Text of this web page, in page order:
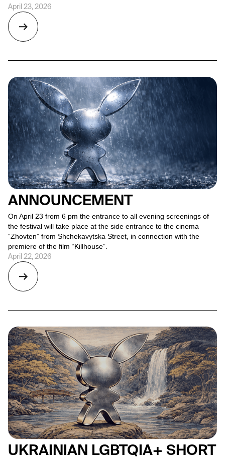
April 23, 2026
ANNOUNCEMENT
On April 23 from 6 pm the entrance to all evening screenings of
the festival will take place at the side entrance to the cinema
“Zhovten” from Shchekavytska Street, in connection with the
premiere of the film “Killhouse”.
April 22, 2026
UKRAINIAN LGBTQIA+ SHORT